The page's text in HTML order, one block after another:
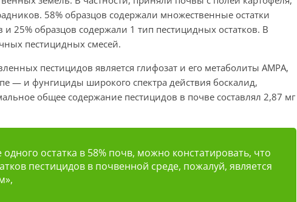
58% образцов содержали множественные остатки
и 25% образцов содержали 1 тип пестицидных остатков. В
пестицидных смесей.
пестицидов является глифозат и его метаболиты AMPA,
— и фунгициды широкого спектра действия боскалид,
общее содержание пестицидов в почве составлял 2,87 мг
остатка в 58% почв, можно констатировать, что
пестицидов в почвенной среде, пожалуй, является